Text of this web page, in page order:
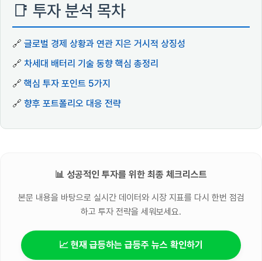
📑 투자 분석 목차
🔗 글로벌 경제 상황과 연관 지은 거시적 상징성
🔗 차세대 배터리 기술 동향 핵심 총정리
🔗 핵심 투자 포인트 5가지
🔗 향후 포트폴리오 대응 전략
📊 성공적인 투자를 위한 최종 체크리스트
본문 내용을 바탕으로 실시간 데이터와 시장 지표를 다시 한번 점검
하고 투자 전략을 세워보세요.
📈 현재 급등하는 급등주 뉴스 확인하기